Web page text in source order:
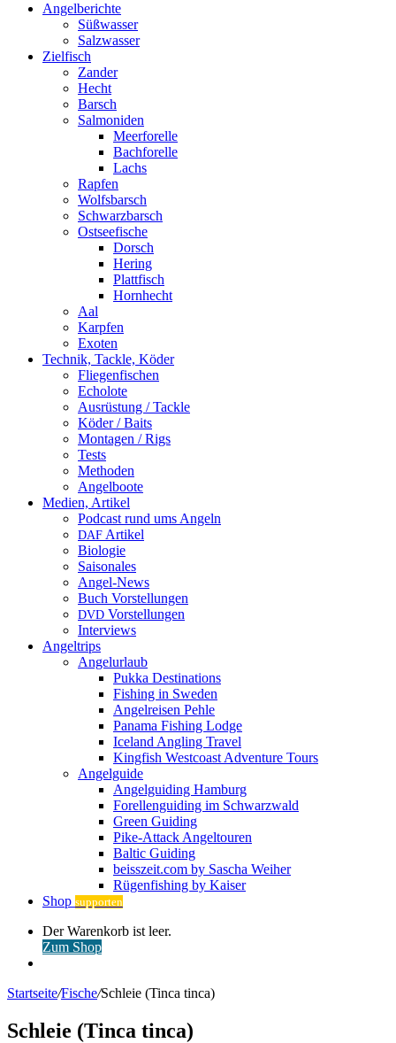
Angelberichte
Süßwasser
Salzwasser
Zielfisch
Zander
Hecht
Barsch
Salmoniden
Meerforelle
Bachforelle
Lachs
Rapfen
Wolfsbarsch
Schwarzbarsch
Ostseefische
Dorsch
Hering
Plattfisch
Hornhecht
Aal
Karpfen
Exoten
Technik, Tackle, Köder
Fliegenfischen
Echolote
Ausrüstung / Tackle
Köder / Baits
Montagen / Rigs
Tests
Methoden
Angelboote
Medien, Artikel
Podcast rund ums Angeln
DAF Artikel
Biologie
Saisonales
Angel-News
Buch Vorstellungen
DVD Vorstellungen
Interviews
Angeltrips
Angelurlaub
Pukka Destinations
Fishing in Sweden
Angelreisen Pehle
Panama Fishing Lodge
Iceland Angling Travel
Kingfish Westcoast Adventure Tours
Angelguide
Angelguiding Hamburg
Forellenguiding im Schwarzwald
Green Guiding
Pike-Attack Angeltouren
Baltic Guiding
beisszeit.com by Sascha Weiher
Rügenfishing by Kaiser
Shop supporten
Warenkorb
ansehen
Der Warenkorb ist leer.
Zum Shop
Startseite/Fische/Schleie (Tinca tinca)
Schleie (Tinca tinca)